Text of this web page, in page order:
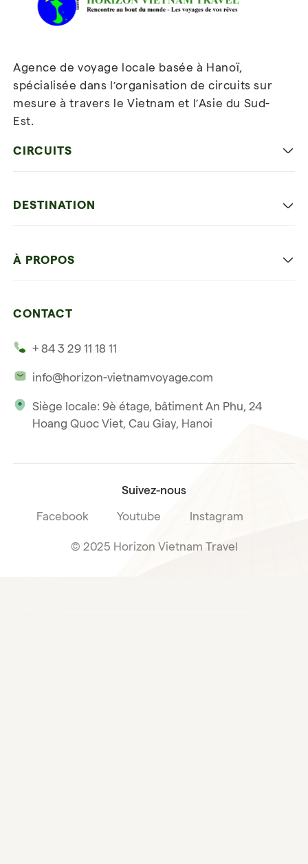
Agence de voyage locale basée à Hanoï,
spécialisée dans l’organisation de circuits sur
mesure à travers le Vietnam et l’Asie du Sud-
Est.
CIRCUITS
Voyage autrement
Hors des sentiers battus
DESTINATION
À PROPOS
Notre licence internationale du tourisme
CONTACT
+ 84 3 29 11 18 11
info@horizon-vietnamvoyage.com
Siège locale: 9è étage, bâtiment An Phu, 24
Hoang Quoc Viet, Cau Giay, Hanoi
Suivez-nous
Facebook Youtube Instagram
© 2025 Horizon Vietnam Travel